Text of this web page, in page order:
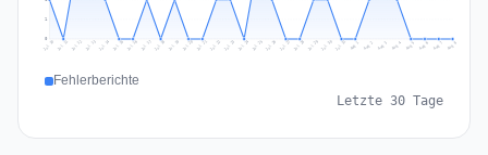
1
Jul 10 Jul 11 Jul 12 Jul 13 Jul 14 Jul 15 Jul 16 Jul 17 Jul 18 Jul 19 Jul 20 Jul 21 Jul 22 Jul 23 Jul 24 Jul 25 Jul 26 Jul 27 Jul 28 Jul 29 Jul 30 Jul 31 Aug 1 Aug 2 Aug 3 Aug 4 Aug 5 Aug 6 Aug 7 Aug 8
Fehlerberichte
Letzte 30 Tage